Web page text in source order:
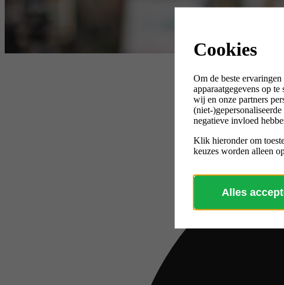
Cookies
Om de beste
apparaatgegevens op
wij en onze partners
(niet-
negatieve invloed
Klik hieronder om
keuzes worden alleen
Alles